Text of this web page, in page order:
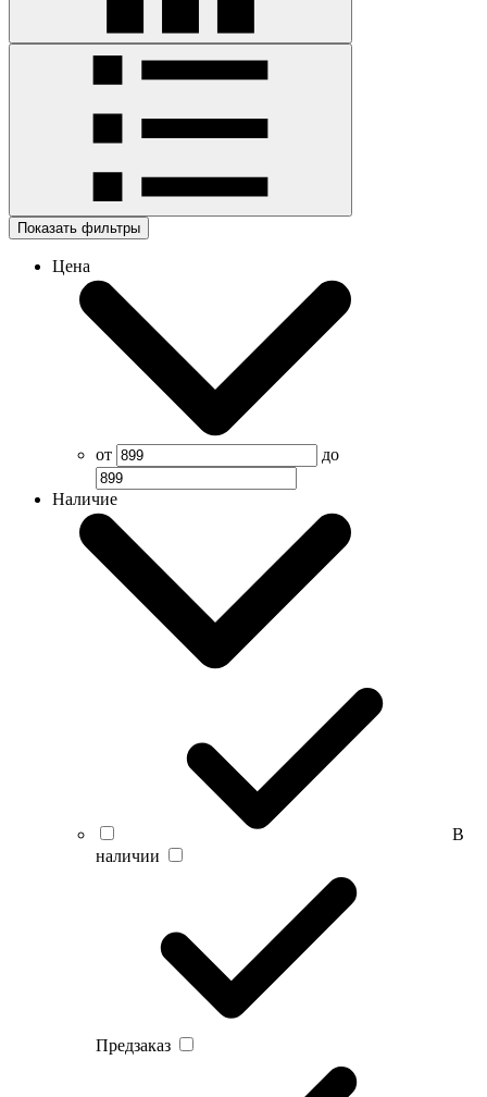
Показать фильтры
Цена
от до
Наличие
В
наличии
Предзаказ